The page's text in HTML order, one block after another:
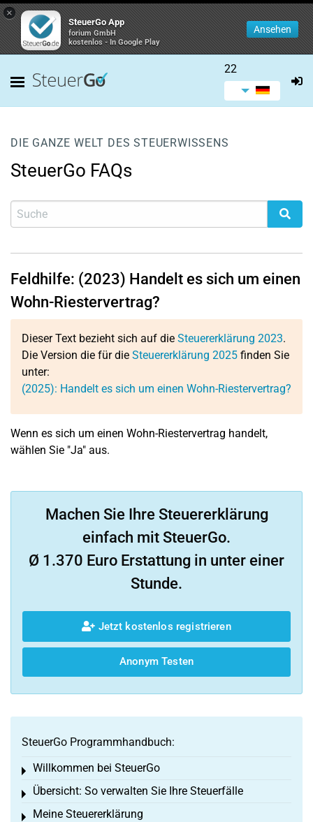
×
SteuerGo App
forium GmbH
kostenlos - In Google Play
Ansehen
22
DIE GANZE WELT DES STEUERWISSENS
SteuerGo FAQs
Feldhilfe: (2023) Handelt es sich um einen
Wohn-Riestervertrag?
Dieser Text bezieht sich auf die Steuererklärung 2023.
Die Version die für die Steuererklärung 2025 finden Sie
unter:
(2025): Handelt es sich um einen Wohn-Riestervertrag?
Wenn es sich um einen Wohn-Riestervertrag handelt,
wählen Sie "Ja" aus.
Machen Sie Ihre Steuererklärung
einfach mit SteuerGo.
Ø 1.370 Euro Erstattung in unter einer
Stunde.
Jetzt kostenlos registrieren
Anonym Testen
SteuerGo Programmhandbuch:
Willkommen bei SteuerGo
Toggle menu
Übersicht: So verwalten Sie Ihre Steuerfälle
Toggle menu
Meine Steuererklärung
Toggle menu